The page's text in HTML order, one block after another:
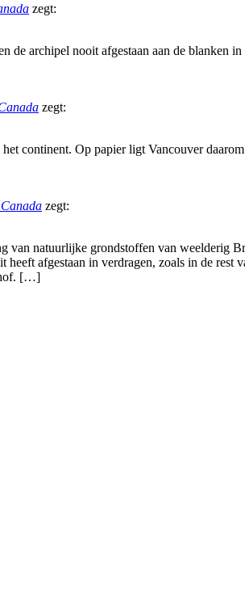
zegt:
archipel nooit afgestaan aan de blanken
zegt:
continent. Op papier ligt Vancouver
zegt:
natuurlijke grondstoffen van weelderig
afgestaan in verdragen, zoals in de rest
[…]